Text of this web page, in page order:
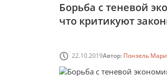
Борьба с теневой
что критикуют
22.10.2019Автор: Понзель